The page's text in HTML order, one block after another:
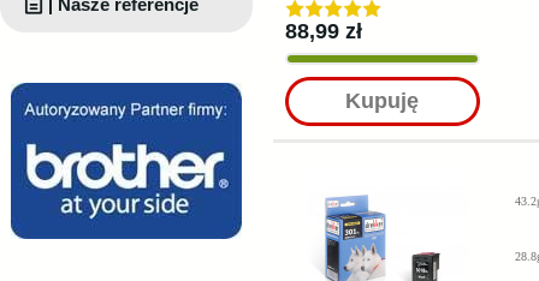
88,99 zł
Kupuję